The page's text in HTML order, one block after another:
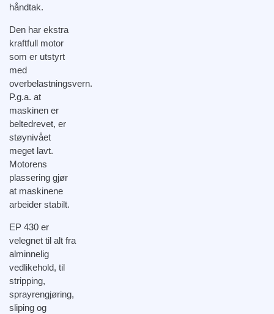
håndtak.
Den har ekstra
kraftfull motor
som er utstyrt
med
overbelastningsvern.
P.g.a. at
maskinen er
beltedrevet, er
støynivået
meget lavt.
Motorens
plassering gjør
at maskinene
arbeider stabilt.
EP 430 er
velegnet til alt fra
alminnelig
vedlikehold, til
stripping,
sprayrengjøring,
sliping og